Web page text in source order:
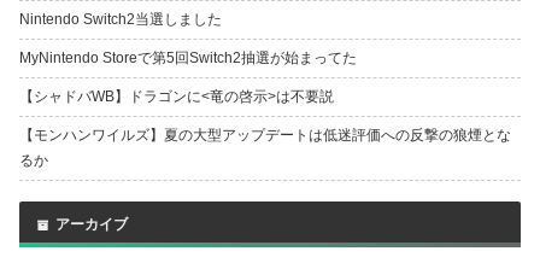
Nintendo Switch2当選しました
MyNintendo Storeで第5回Switch2抽選が始まってた
【シャドバWB】ドラゴンに<竜の啓示>は不要説
【モンハンワイルズ】夏の大型アップデートは低迷評価への反撃の狼煙とな
るか
アーカイブ